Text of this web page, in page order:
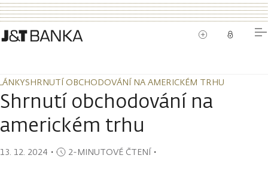
SHRNUTÍ OBCHODOVÁNÍ NA AMERICKÉM TRHU
SHRNUTÍ OBCHODOVÁNÍ NA AMERICKÉM TRHU
Shrnutí obchodování na
americkém trhu
13. 12. 2024 ・ 2-MINUTOVÉ ČTENÍ・